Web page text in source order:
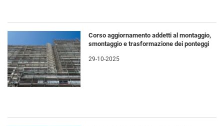
Corso aggiornamento addetti al montaggio,
smontaggio e trasformazione dei ponteggi
29-10-2025